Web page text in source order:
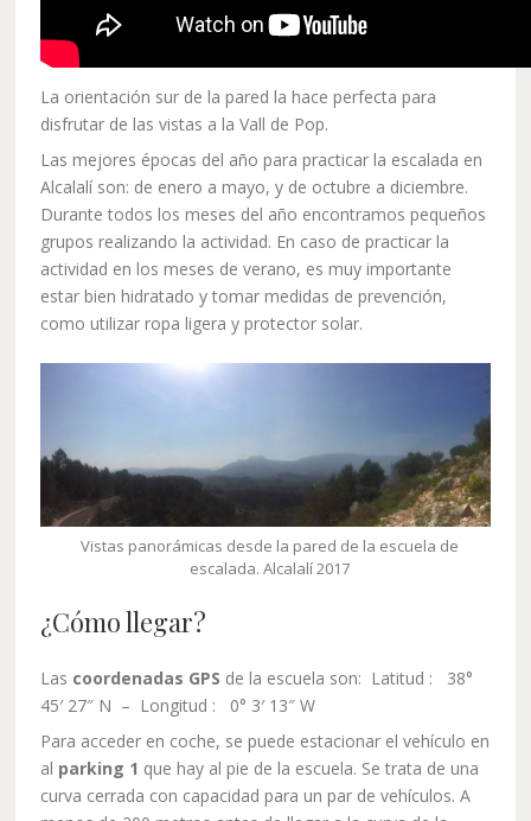
La orientación sur de la pared la hace perfecta para
disfrutar de las vistas a la Vall de Pop.
Las mejores épocas del año para practicar la escalada en
Alcalalí son: de enero a mayo, y de octubre a diciembre.
Durante todos los meses del año encontramos pequeños
grupos realizando la actividad. En caso de practicar la
actividad en los meses de verano, es muy importante
estar bien hidratado y tomar medidas de prevención,
como utilizar ropa ligera y protector solar.
Vistas panorámicas desde la pared de la escuela de
escalada. Alcalalí 2017
¿Cómo llegar?
Las coordenadas GPS de la escuela son: Latitud : 38°
45′ 27″ N – Longitud : 0° 3′ 13″ W
Para acceder en coche, se puede estacionar el vehículo en
al parking 1 que hay al pie de la escuela. Se trata de una
curva cerrada con capacidad para un par de vehículos. A